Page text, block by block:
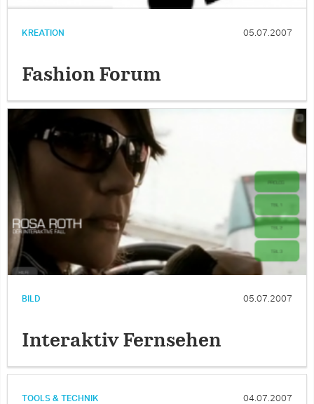
KREATION 05.07.2007
Fashion Forum
BILD 05.07.2007
Interaktiv Fernsehen
TOOLS & TECHNIK 04.07.2007